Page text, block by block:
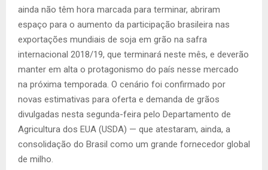
ainda não têm hora marcada para terminar, abriram
espaço para o aumento da participação brasileira nas
exportações mundiais de soja em grão na safra
internacional 2018/19, que terminará neste mês, e deverão
manter em alta o protagonismo do país nesse mercado
na próxima temporada. O cenário foi confirmado por
novas estimativas para oferta e demanda de grãos
divulgadas nesta segunda-feira pelo Departamento de
Agricultura dos EUA (USDA) — que atestaram, ainda, a
consolidação do Brasil como um grande fornecedor global
de milho.